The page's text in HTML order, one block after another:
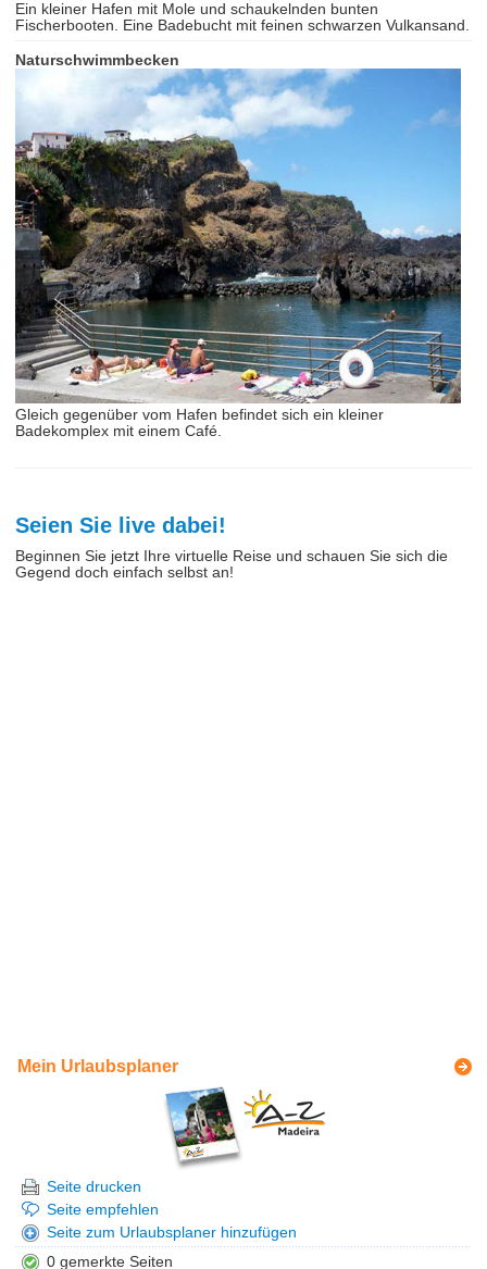
Ein kleiner Hafen mit Mole und schaukelnden bunten
Fischerbooten. Eine Badebucht mit feinen schwarzen Vulkansand.
Naturschwimmbecken
Gleich gegenüber vom Hafen befindet sich ein kleiner
Badekomplex mit einem Café.
Seien Sie live dabei!
Beginnen Sie jetzt Ihre virtuelle Reise und schauen Sie sich die
Gegend doch einfach selbst an!
Mein Urlaubsplaner
Seite drucken
Seite empfehlen
Seite zum Urlaubsplaner hinzufügen
0 gemerkte Seiten